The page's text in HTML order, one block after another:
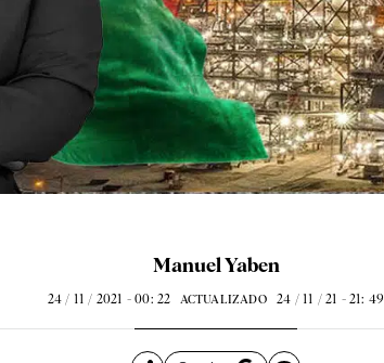
Manuel Yaben
24 / 11 / 2021 - 00: 22 ACTUALIZADO 24 / 11 / 21 - 21: 49